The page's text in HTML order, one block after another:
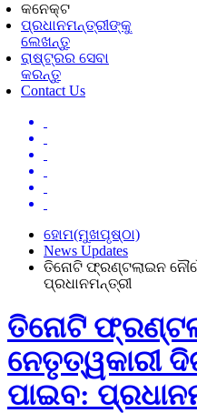
କନେକ୍ଟ
ପ୍ରଧାନମନ୍ତ୍ରୀଙ୍କୁ
ଲେଖନ୍ତୁ
ରାଷ୍ଟ୍ରର ସେବା
କରନ୍ତୁ
Contact Us
ହୋମ(ମୁଖପୃଷ୍ଠା)
News Updates
ତିନୋଟି ଫ୍ରଣ୍ଟଲାଇନ
ପ୍ରଧାନମନ୍ତ୍ରୀ
ତିନୋଟି
ନେତୃତ୍ୱକାରୀ
ପାଇବ: